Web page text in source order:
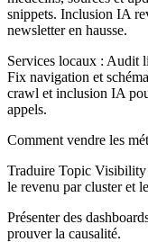
snippets. Inclusion IA
newsletter en hausse.
Services locaux : Audit
Fix navigation et
crawl et inclusion IA
appels.
Comment vendre les
Traduire Topic
le revenu par cluster et
Présenter des
prouver la causalité.